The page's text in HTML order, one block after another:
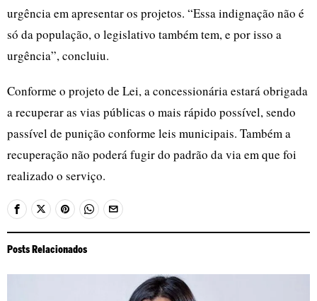
urgência em apresentar os projetos. “Essa indignação não é
só da população, o legislativo também tem, e por isso a
urgência”, concluiu.
Conforme o projeto de Lei, a concessionária estará obrigada
a recuperar as vias públicas o mais rápido possível, sendo
passível de punição conforme leis municipais. Também a
recuperação não poderá fugir do padrão da via em que foi
realizado o serviço.
Posts Relacionados